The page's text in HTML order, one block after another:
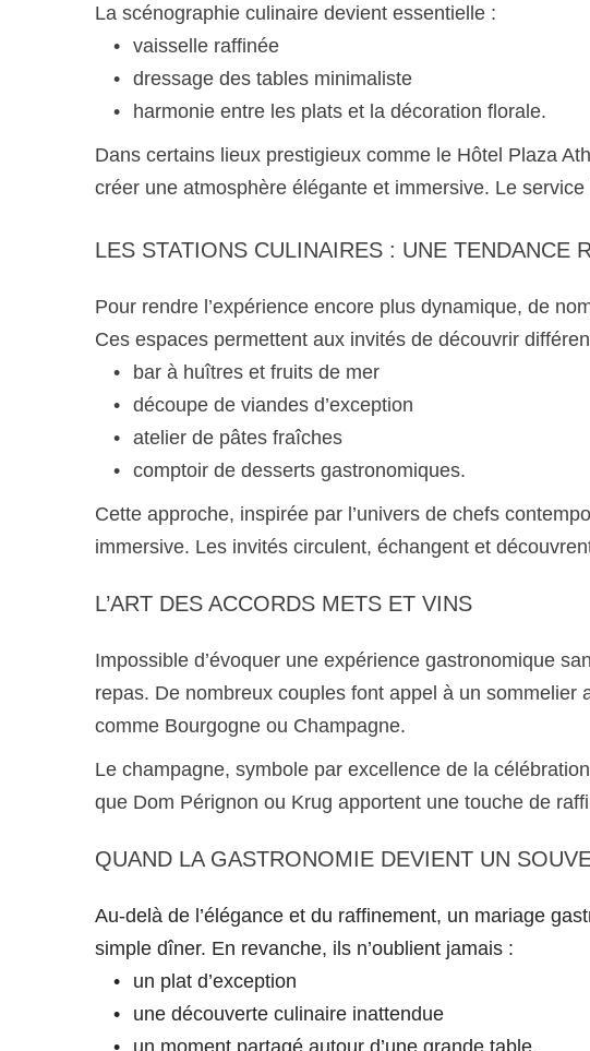
La scénographie culinaire devient essentielle :
vaisselle raffinée
dressage des tables minimaliste
harmonie entre les plats et la décoration florale.
Dans certains lieux prestigieux comme le Hôtel Plaza
créer une atmosphère élégante et immersive. Le
LES STATIONS CULINAIRES : UNE TENDANCE
Pour rendre l’expérience encore plus dynamique, de
Ces espaces permettent aux invités de découvrir
bar à huîtres et fruits de mer
découpe de viandes d’exception
atelier de pâtes fraîches
comptoir de desserts gastronomiques.
Cette approche, inspirée par l’univers de chefs
immersive. Les invités circulent, échangent et
L’ART DES ACCORDS METS ET VINS
Impossible d’évoquer une expérience gastronomique
repas. De nombreux couples font appel à un
comme Bourgogne ou Champagne.
Le champagne, symbole par excellence de la
que Dom Pérignon ou Krug apportent une touche de
QUAND LA GASTRONOMIE DEVIENT UN
Au-delà de l’élégance et du raffinement, un mariage
simple dîner. En revanche, ils n’oublient jamais :
un plat d’exception
une découverte culinaire inattendue
un moment partagé autour d’une grande table.